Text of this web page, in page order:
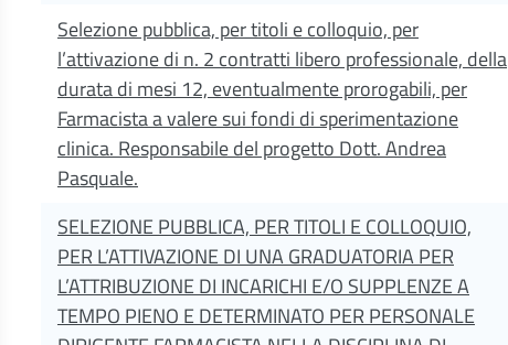
Selezione pubblica, per titoli e colloquio, per
l’attivazione di n. 2 contratti libero professionale, della
durata di mesi 12, eventualmente prorogabili, per
Farmacista a valere sui fondi di sperimentazione
clinica. Responsabile del progetto Dott. Andrea
Pasquale.
SELEZIONE PUBBLICA, PER TITOLI E COLLOQUIO,
PER L’ATTIVAZIONE DI UNA GRADUATORIA PER
L’ATTRIBUZIONE DI INCARICHI E/O SUPPLENZE A
TEMPO PIENO E DETERMINATO PER PERSONALE